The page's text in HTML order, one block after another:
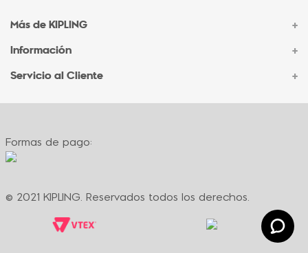
Más de KIPLING +
Acerca de Kipling
Sucursales
Información +
Contacto Corporativo
Formas de pago
Servicio al Cliente +
Contacto
Políticas de cambio
Términos y condiciones de promociones
Política de privacidad
Formas de pago:
© 2021 KIPLING. Reservados todos los derechos.